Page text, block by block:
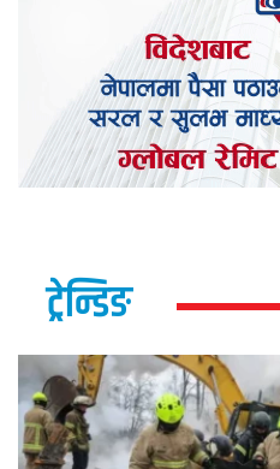
ट्रेन्डिङ